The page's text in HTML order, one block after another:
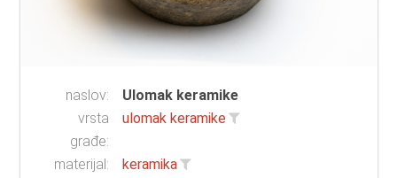
naslov:
Ulomak keramike
vrsta
građe:
ulomak keramike
materijal:
keramika